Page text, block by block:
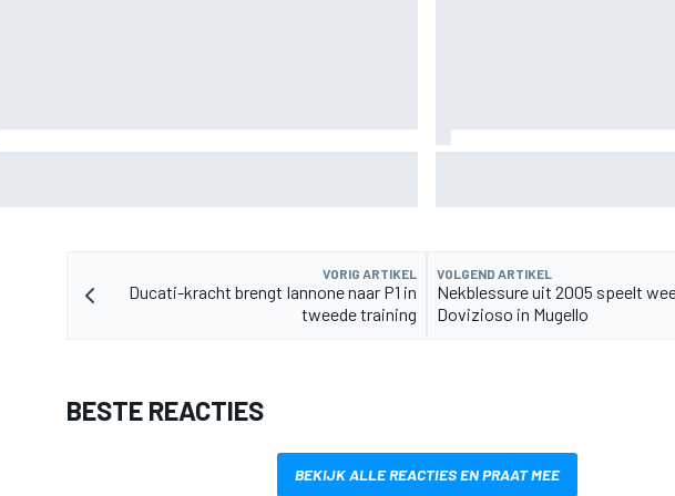
VORIG ARTIKEL
Ducati-kracht brengt Iannone naar P1 in
tweede training
VOLGEND ARTIKEL
Nekblessure uit 2005 speelt
Dovizioso in Mugello
BESTE REACTIES
BEKIJK ALLE REACTIES EN PRAAT MEE